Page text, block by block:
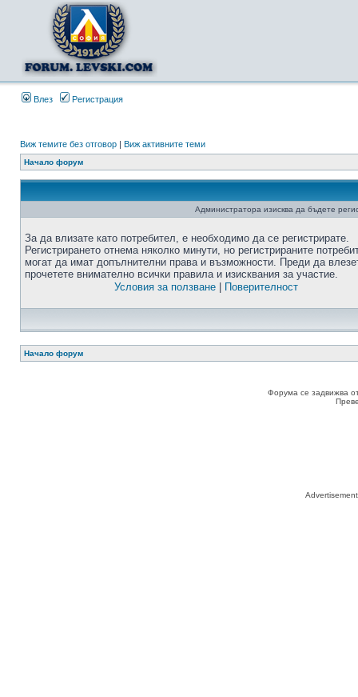
Влез Регистрация
Виж темите без отговор | Виж активните теми
Начало форум
Администратора изисква да бъдете
За да влизате като потребител, е необходимо да се регистрирате.
Регистрирането отнема няколко минути, но регистрираните
могат да имат допълнителни права и възможности. Преди да
прочетете внимателно всички правила и изисквания за участие.
Условия за ползване| Поверителност
Начало форум
Форума се задвижва